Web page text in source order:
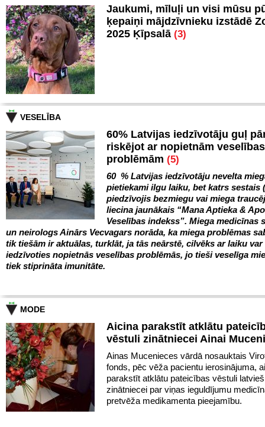
Jaukumi, mīluļi un visi mūsu
ķepaiņi mājdzīvnieku izstādē
2025 Ķīpsalā (3)
VESELĪBA
60% Latvijas iedzīvotāju guļ
riskējot ar nopietnām veselības
problēmām (5)
60 % Latvijas iedzīvotāju nevelta
pietiekami ilgu laiku, bet katrs sestais
piedzīvojis bezmiegu vai miega
liecina jaunākais “Mana Aptieka &
Veselības indekss”. Miega medicīnas
un neirologs Ainārs Vecvagars norāda, ka miega problēmas
tik tiešām ir aktuālas, turklāt, ja tās neārstē, cilvēks ar laiku var
iedzīvoties nopietnās veselības problēmās, jo tieši veselīga
tiek stiprināta imunitāte.
MODE
Aicina parakstīt atklātu
vēstuli zinātniecei Ainai
Ainas Mucenieces vārdā nosauktais
fonds, pēc vēža pacientu ierosinājuma,
parakstīt atklātu pateicības vēstuli
zinātniecei par viņas ieguldījumu
pretvēža medikamenta pieejamību.